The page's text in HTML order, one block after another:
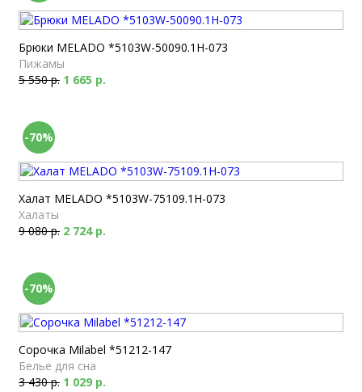
Брюки MELADO *5103W-50090.1H-073
Пижамы
5 550 р. 1 665 р.
-70%
Халат MELADO *5103W-75109.1H-073
Халаты
9 080 р. 2 724 р.
-70%
Сорочка Milabel *51212-147
Белье для сна
3 430 р. 1 029 р.